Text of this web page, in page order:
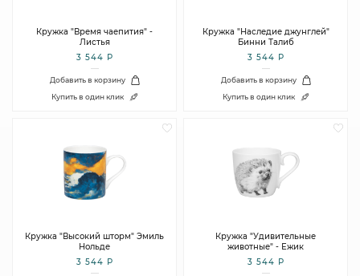
Кружка "Время чаепития" -
Листья
3 544 Р
Добавить в корзину
Купить в один клик
Кружка "Наследие джунглей"
Бинни Талиб
3 544 Р
Добавить в корзину
Купить в один клик
Кружка "Высокий шторм" Эмиль
Нольде
3 544 Р
Кружка "Удивительные
животные" - Ежик
3 544 Р